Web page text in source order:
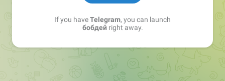
If you haveTelegram, you can launch
бобдейright away.